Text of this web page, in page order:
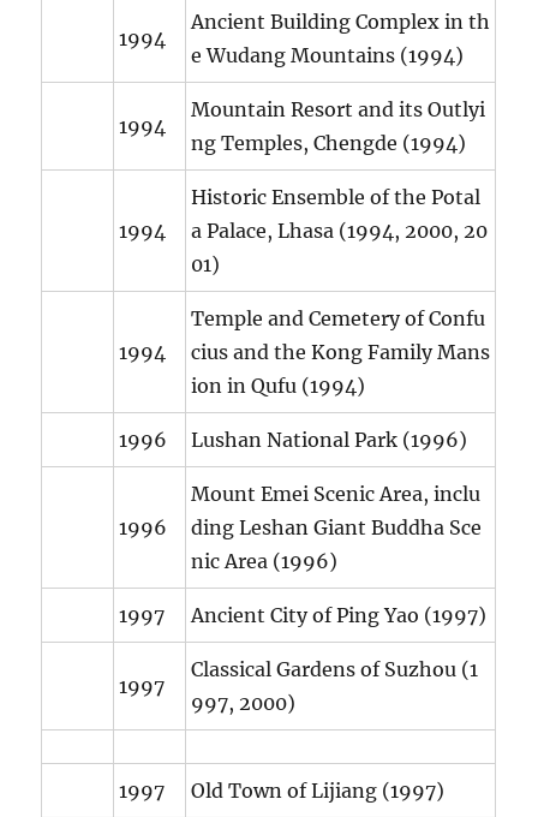
1994
Ancient Building Complex in th
e Wudang Mountains (1994)
1994
Mountain Resort and its Outlyi
ng Temples, Chengde (1994)
1994
Historic Ensemble of the Potal
a Palace, Lhasa (1994, 2000, 20
01)
1994
Temple and Cemetery of Confu
cius and the Kong Family Mans
ion in Qufu (1994)
1996 Lushan National Park (1996)
1996
Mount Emei Scenic Area, inclu
ding Leshan Giant Buddha Sce
nic Area (1996)
1997 Ancient City of Ping Yao (1997)
1997
Classical Gardens of Suzhou (1
997, 2000)
1997 Old Town of Lijiang (1997)